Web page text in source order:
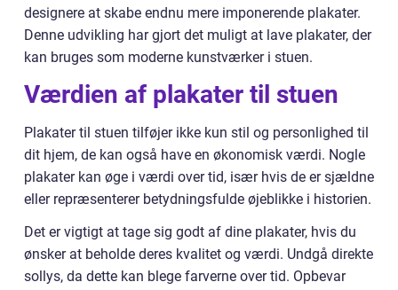
designere at skabe endnu mere imponerende plakater.
Denne udvikling har gjort det muligt at lave plakater, der
kan bruges som moderne kunstværker i stuen.
Værdien af plakater til stuen
Plakater til stuen tilføjer ikke kun stil og personlighed til
dit hjem, de kan også have en økonomisk værdi. Nogle
plakater kan øge i værdi over tid, især hvis de er sjældne
eller repræsenterer betydningsfulde øjeblikke i historien.
Det er vigtigt at tage sig godt af dine plakater, hvis du
ønsker at beholde deres kvalitet og værdi. Undgå direkte
sollys, da dette kan blege farverne over tid. Opbevar